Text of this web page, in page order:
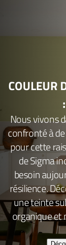
COULEUR
Nous vivons
confronté à
pour cette
de Sigma
besoin
résilience.
une teinte
organique et